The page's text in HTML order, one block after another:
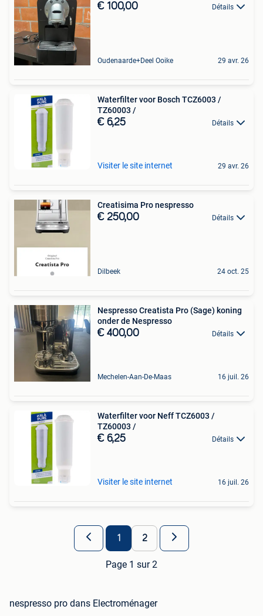
€ 100,00 Détails
Oudenaarde+Deel Ooike 29 avr. 26
Waterfilter voor Bosch TCZ6003 /
TZ60003 /
€ 6,25 Détails
Visiter le site internet 29 avr. 26
Creatisima Pro nespresso
€ 250,00 Détails
Dilbeek 24 oct. 25
Nespresso Creatista Pro (Sage) koning
onder de Nespresso
€ 400,00 Détails
Mechelen-Aan-De-Maas 16 juil. 26
Waterfilter voor Neff TCZ6003 /
TZ60003 /
€ 6,25 Détails
Visiter le site internet 16 juil. 26
1 2
Page 1 sur 2
nespresso pro dans Electroménager